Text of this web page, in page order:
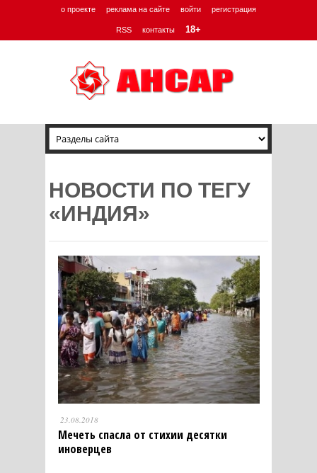
о проекте реклама на сайте войти регистрация
RSS контакты 18+
НОВОСТИ ПО ТЕГУ
«ИНДИЯ»
23.08.2018
Мечеть спасла от стихии десятки
иноверцев